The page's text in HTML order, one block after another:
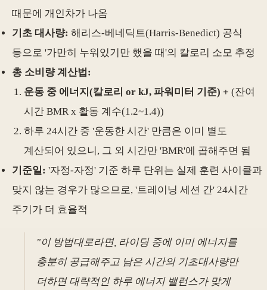
때문에 개인차가 나옴
기초 대사량: 해리스-베네딕트(Harris-Benedict) 공식
등으로 '가만히 누워있기만 했을 때'의 칼로리 소모 추정
총 소비량 계산법:
운동 중 에너지(칼로리 or kJ, 파워미터 기준) + (잔여
시간 BMR x 활동 계수(1.2~1.4))
하루 24시간 중 '운동한 시간' 만큼은 이미 별도
계산되어 있으니, 그 외 시간만 'BMR'에 곱해주면 됨
기준일: '자정-자정' 기준 하루 단위는 실제 훈련 사이클과
맞지 않는 경우가 많으므로, '트레이닝 세션 간' 24시간
주기가 더 효율적
"이 방법대로라면, 라이딩 중에 이미 에너지를
충분히 공급해주고 남은 시간의 기초대사량만
더하면 대략적인 하루 에너지 밸런스가 맞게